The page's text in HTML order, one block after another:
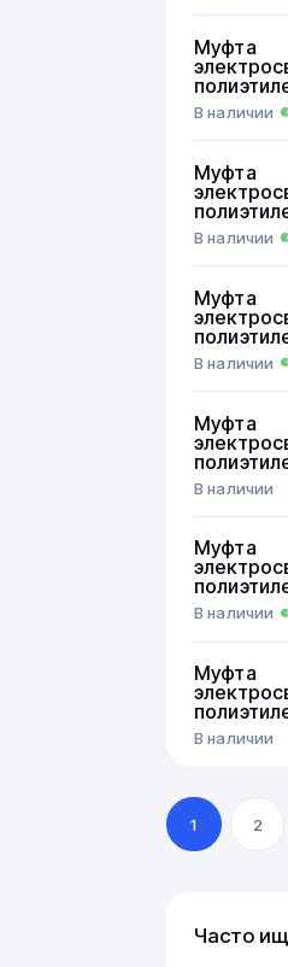
Муфта
В наличии
Муфта
В наличии
Муфта
В наличии
Муфта
В наличии
Муфта
В наличии
Муфта
В наличии
1 2
Часто